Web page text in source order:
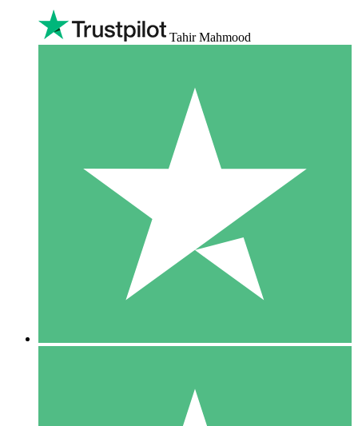
Tahir Mahmood